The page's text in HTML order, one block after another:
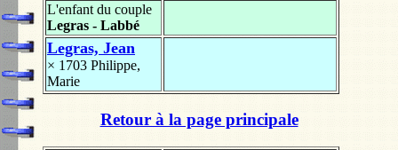
L'enfant du couple
Legras - Labbé
Legras, Jean
× 1703 Philippe,
Marie
Retour à la page principale